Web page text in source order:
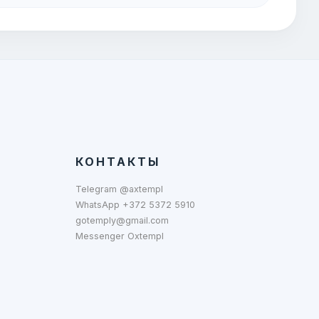
КОНТАКТЫ
Telegram @axtempl
WhatsApp +372 5372 5910
gotemply@gmail.com
Messenger Oxtempl